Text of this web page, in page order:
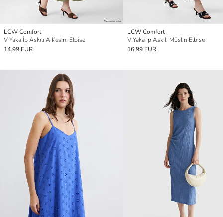
LCW Comfort
V Yaka İp Askılı A Kesim Elbise
14.99 EUR
LCW Comfort
V Yaka İp Askılı Müslin Elbise
16.99 EUR